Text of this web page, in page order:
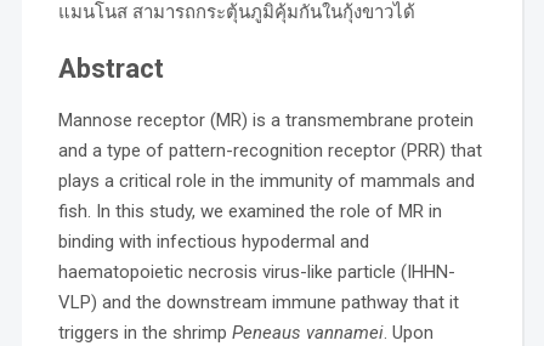
แมนโนส สามารถกระตุ้นภูมิคุ้มกันในกุ้งขาวได้
Abstract
Mannose receptor (MR) is a transmembrane protein
and a type of pattern-recognition receptor (PRR) that
plays a critical role in the immunity of mammals and
fish. In this study, we examined the role of MR in
binding with infectious hypodermal and
haematopoietic necrosis virus-like particle (IHHN-
VLP) and the downstream immune pathway that it
triggers in the shrimp Peneaus vannamei. Upon